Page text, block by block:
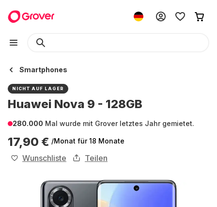
Smartphones
NICHT AUF LAGER
Huawei Nova 9 - 128GB
280.000 Mal wurde mit Grover letztes Jahr gemietet.
17,90 € /Monat für 18 Monate
Wunschliste Teilen